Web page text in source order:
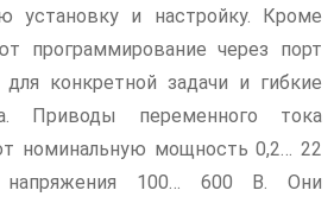
установку и настройку. Кроме
программирование через порт
конкретной задачи и гибкие
Приводы переменного тока
номинальную мощность 0,2… 22
100… 600 В. Они